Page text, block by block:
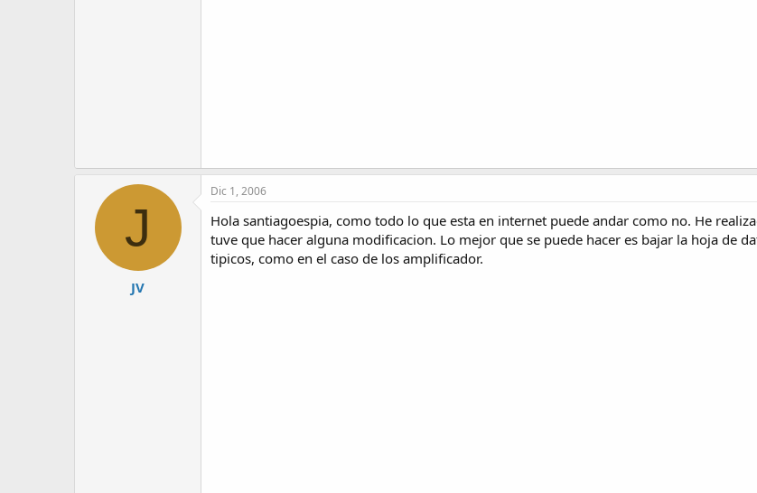
J
JV
Dic 1, 2006
Hola santiagoespia, como todo lo que esta en internet puede andar como no. He
tuve que hacer alguna modificacion. Lo mejor que se puede hacer es bajar la hoja de
tipicos, como en el caso de los amplificador.